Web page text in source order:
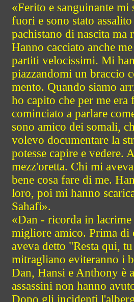
«Ferito e sanguinante
fuori e sono stato
pachistano di nascita ma
Hanno cacciato anche
partiti velocissimi. Mi
piazzandomi un braccio
mento. Quando siamo
ho capito che per me
cominciato a parlare
sono amico dei somali,
volevo documentare la
potesse capire e vedere.
mezz'oretta. Chi mi
bene cosa fare di me.
loro, poi mi hanno
Sahafi».
«Dan - ricorda in
migliore amico. Prima
aveva detto "Resta qui,
mitragliano eviteranno i
Dan, Hansi e Anthony è
assassini non hanno
Dopo gli incidenti